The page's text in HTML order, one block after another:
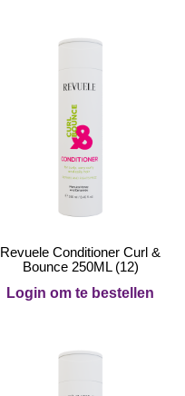
Revuele Conditioner Curl &
Bounce 250ML (12)
Login om te bestellen